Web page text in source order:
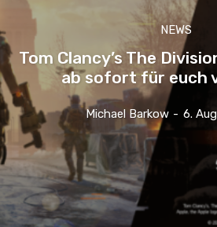
NEWS
Tom Clancy’s The
ab sofort für euch
Michael Barkow - 6.